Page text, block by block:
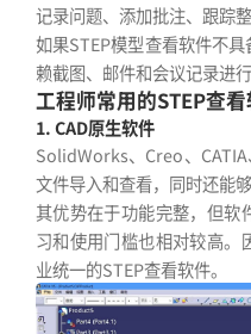
记录问题、添加批注、跟踪整
如果STEP模型查看软件不
赖截图、邮件和会议记录进
工程师常用的STEP查看
1. CAD原生软件
SolidWorks、Creo、
文件导入和查看，同时还能
其优势在于功能完整，但软
习和使用门槛也相对较高。
业统一的STEP查看软件。